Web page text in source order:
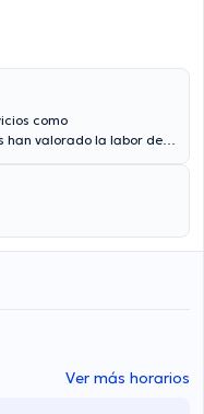
como
han valorado la labor del
mejores precios con
Algunos de los
son: Rinoplastia
alérgica,
Ver más horarios